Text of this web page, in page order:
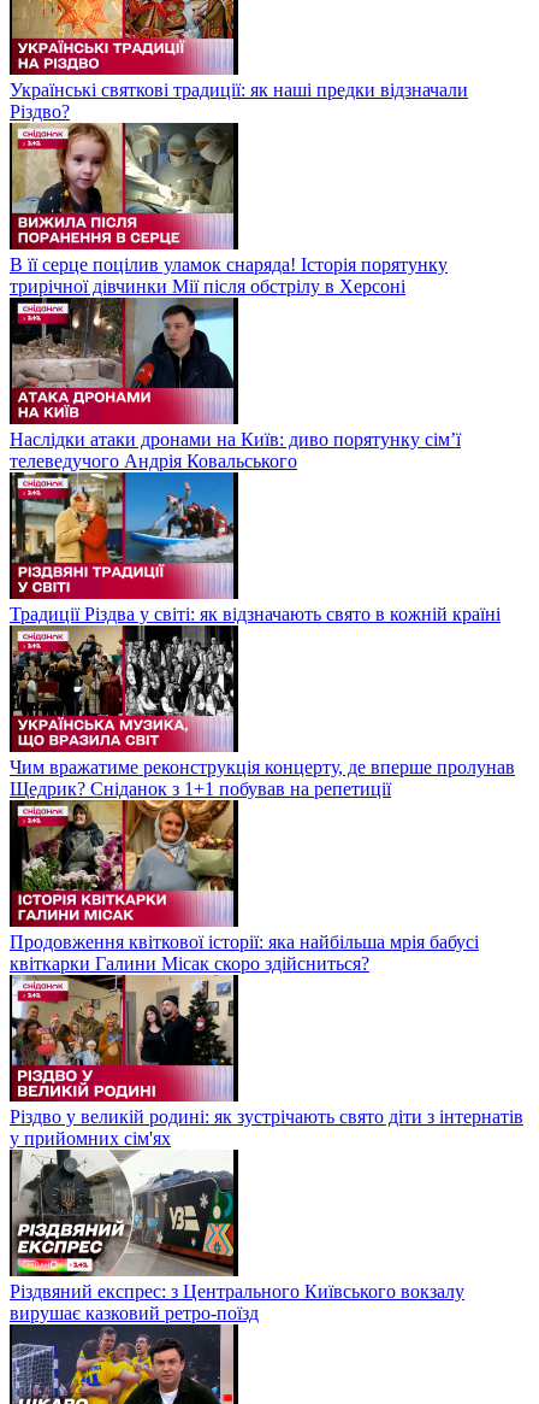
Українські святкові традиції: як наші предки відзначали
Різдво?
В її серце поцілив уламок снаряда! Історія порятунку
трирічної дівчинки Мії після обстрілу в Херсоні
Наслідки атаки дронами на Київ: диво порятунку сім’ї
телеведучого Андрія Ковальського
Традиції Різдва у світі: як відзначають свято в кожній країні
Чим вражатиме реконструкція концерту, де вперше пролунав
Щедрик? Сніданок з 1+1 побував на репетиції
Продовження квіткової історії: яка найбільша мрія бабусі
квіткарки Галини Місак скоро здійсниться?
Різдво у великій родині: як зустрічають свято діти з інтернатів
у прийомних сім'ях
Різдвяний експрес: з Центрального Київського вокзалу
вирушає казковий ретро-поїзд